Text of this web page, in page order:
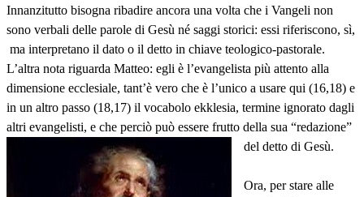
Innanzitutto bisogna ribadire ancora una volta che i Vangeli non
sono verbali delle parole di Gesù né saggi storici: essi riferiscono, sì,
ma interpretano il dato o il detto in chiave teologico-pastorale.
L’altra nota riguarda Matteo: egli è l’evangelista più attento alla
dimensione ecclesiale, tant’è vero che è l’unico a usare qui (16,18) e
in un altro passo (18,17) il vocabolo ekklesia, termine ignorato dagli
altri evangelisti, e che perciò può essere frutto della sua “redazione”
del detto di Gesù.
Ora, per stare alle